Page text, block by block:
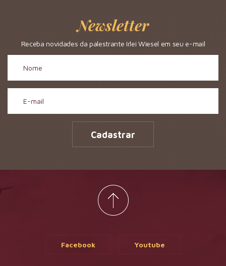
Newsletter
Receba novidades da palestrante Irlei Wiesel em seu e-mail
Cadastrar
Facebook Youtube